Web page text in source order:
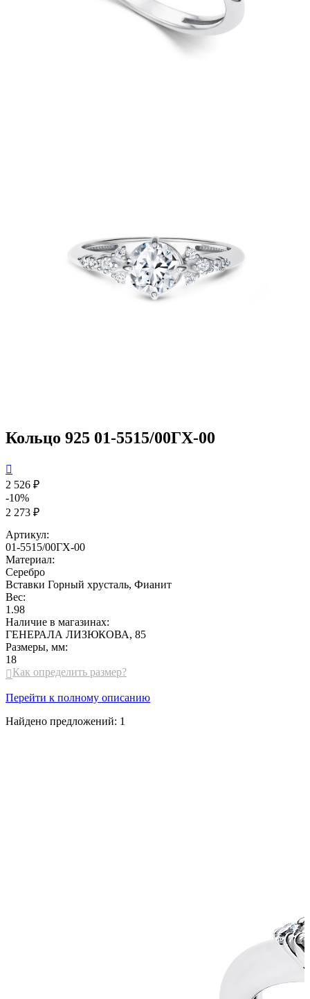
Кольцо 925 01-5515/00ГХ-00

2 526 ₽
-10%
2 273 ₽
Артикул:
01-5515/00ГХ-00
Материал:
Серебро
Вставки Горный хрусталь, Фианит
Вес:
1.98
Наличие в магазинах:
ГЕНЕРАЛА ЛИЗЮКОВА, 85
Размеры, мм:
18
 Как определить размер?
Перейти к полному описанию
Найдено предложений: 1